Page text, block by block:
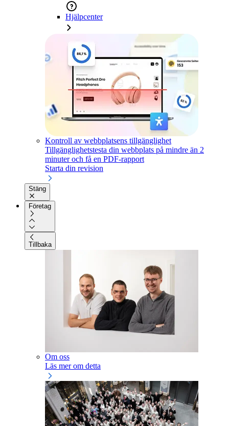
Hjälpcenter
Kontroll av webbplatsens tillgänglighet
Tillgänglighetstesta din webbplats på mindre än 2
minuter och få en PDF-rapport
Starta din revision
Stäng
Företag
Tillbaka
Om oss
Läs mer om detta